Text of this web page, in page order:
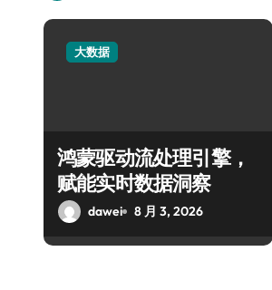
大数据
鸿蒙驱动流处理引擎，
赋能实时数据洞察
dawei 8 月 3, 2026